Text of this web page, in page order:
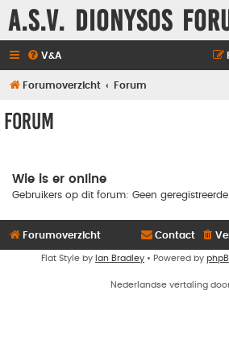
A.S.V. Dionysos
V&A
Forumoverzicht Forum
Forum
Wie is er online
Gebruikers op dit forum: Geen
Forumoverzicht Contact
Flat Style by Ian Bradley • Powered by
Nederlandse vertaling